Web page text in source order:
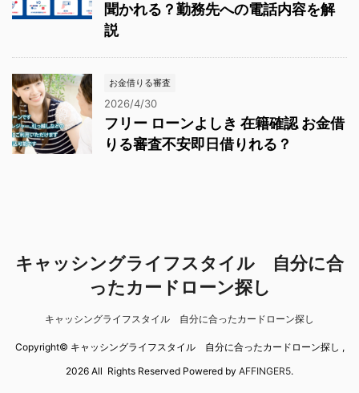
聞かれる？勤務先への電話内容を解
説
お金借りる審査
2026/4/30
フリー ローンよしき 在籍確認 お金借
りる審査不安即日借りれる？
キャッシングライフスタイル 自分に合
ったカードローン探し
キャッシングライフスタイル 自分に合ったカードローン探し
Copyright© キャッシングライフスタイル 自分に合ったカードローン探し ,
2026 All Rights Reserved Powered by AFFINGER5.